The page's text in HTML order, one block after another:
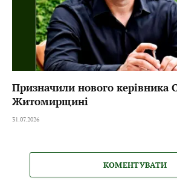
Призначили нового керівника
Житомирщині
31.07.2026
КОМЕНТУВАТИ